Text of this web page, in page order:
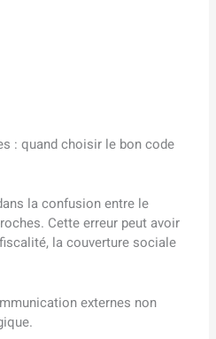
: quand choisir le bon code
la confusion entre le
Cette erreur peut avoir
la couverture sociale
externes non